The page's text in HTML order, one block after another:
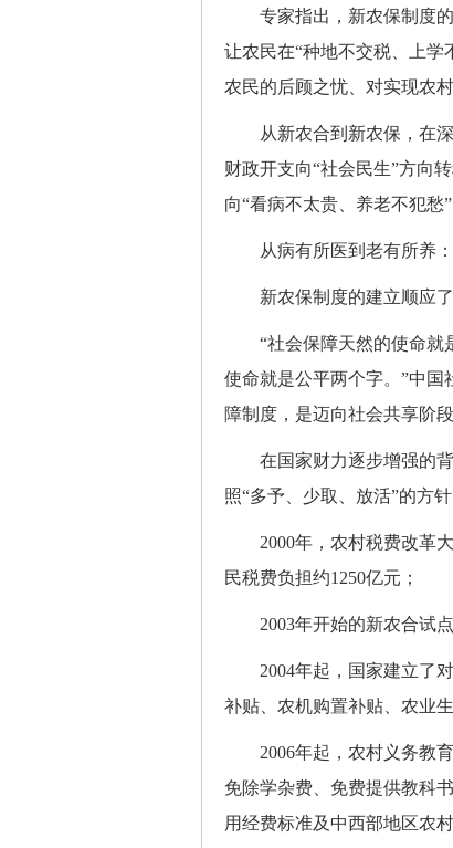
专家指出，新农保制度的
让农民在“种地不交税、上学
农民的后顾之忧、对实现农
从新农合到新农保，在深
财政开支向“社会民生”方向
向“看病不太贵、养老不犯愁
从病有所医到老有所养：
新农保制度的建立顺应了
“社会保障天然的使命就
使命就是公平两个字。”中
障制度，是迈向社会共享阶
在国家财力逐步增强的背
照“多予、少取、放活”的方
2000年，农村税费改革大
民税费负担约1250亿元；
2003年开始的新农合试点
2004年起，国家建立了对
补贴、农机购置补贴、农业
2006年起，农村义务教育
免除学杂费、免费提供教科
用经费标准及中西部地区农